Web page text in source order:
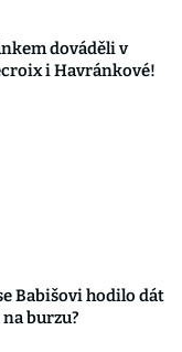
dováděli v
i Havránkové!
Babišovi hodilo dát
burzu?